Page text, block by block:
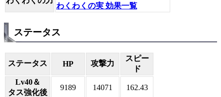
わくわくの実 効果一覧
ステータス
ステータス HP 攻撃力
スピー
ド
Lv40＆
タス強化後
9189 14071 162.43